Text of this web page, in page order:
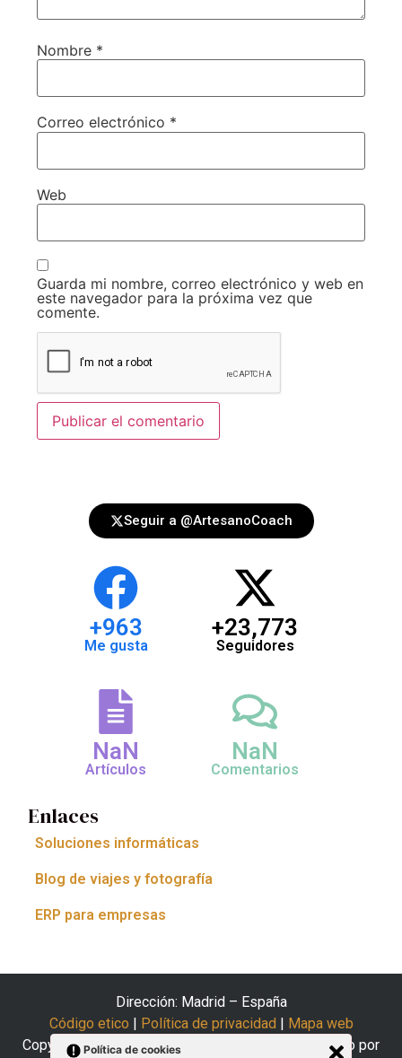
Nombre *
Correo electrónico *
Web
Guarda mi nombre, correo electrónico y web en
este navegador para la próxima vez que
comente.
Seguir a @ArtesanoCoach
+964
Me gusta
+23,773
Seguidores
NaN
Artículos
NaN
Comentarios
Enlaces
Soluciones informáticas
Blog de viajes y fotografía
ERP para empresas
Dirección: Madrid – España
Código etico | Política de privacidad | Mapa web
Copyright © 2025 El Arte del Coaching | Desarrollado por
Política de cookies